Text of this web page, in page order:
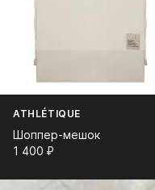
ATHLÉTIQUE
Шоппер-мешок
1 400⁠ ⁠₽